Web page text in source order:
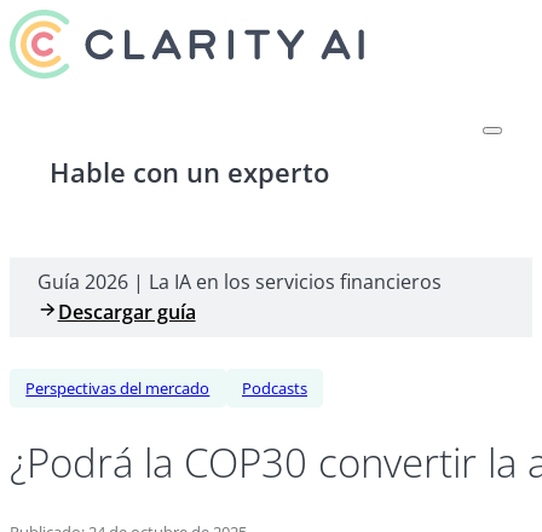
Hable con un experto
Guía 2026 | La IA en los servicios financieros
Descargar guía
Perspectivas del mercado Podcasts
¿Podrá la COP30 convertir